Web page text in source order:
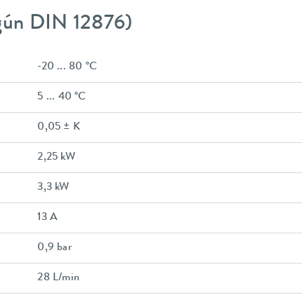
DIN 12876)
-20 ... 80 °C
5 ... 40 °C
0,05 ± K
2,25 kW
3,3 kW
13 A
0,9 bar
28 L/min